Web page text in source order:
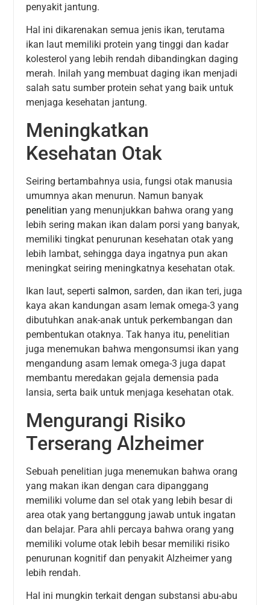
penyakit jantung.
Hal ini dikarenakan semua jenis ikan, terutama
ikan laut memiliki protein yang tinggi dan kadar
kolesterol yang lebih rendah dibandingkan daging
merah. Inilah yang membuat daging ikan menjadi
salah satu sumber protein sehat yang baik untuk
menjaga kesehatan jantung.
Meningkatkan
Kesehatan Otak
Seiring bertambahnya usia, fungsi otak manusia
umumnya akan menurun. Namun banyak
penelitian yang menunjukkan bahwa orang yang
lebih sering makan ikan dalam porsi yang banyak,
memiliki tingkat penurunan kesehatan otak yang
lebih lambat, sehingga daya ingatnya pun akan
meningkat seiring meningkatnya kesehatan otak.
Ikan laut, sepertisalmon, sarden, dan ikan teri, juga
kaya akan kandungan asam lemak omega-3 yang
dibutuhkan anak-anak untuk perkembangan dan
pembentukan otaknya. Tak hanya itu, penelitian
juga menemukan bahwa mengonsumsi ikan yang
mengandung asam lemak omega-3 juga dapat
membantu meredakan gejala demensia pada
lansia, serta baik untuk menjaga kesehatan otak.
Mengurangi Risiko
Terserang Alzheimer
Sebuah penelitian juga menemukan bahwa orang
yang makan ikan dengan cara dipanggang
memiliki volume dan sel otak yang lebih besar di
area otak yang bertanggung jawab untuk ingatan
dan belajar. Para ahli percaya bahwa orang yang
memiliki volume otak lebih besar memiliki risiko
penurunan kognitif dan penyakit Alzheimer yang
lebih rendah.
Hal ini mungkin terkait dengan substansi abu-abu